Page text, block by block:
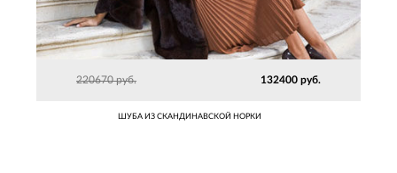
ШУБА ИЗ СКАНДИНАВСКОЙ НОРКИ
220670 руб. 132400 руб.